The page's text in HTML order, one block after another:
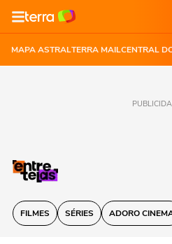
MAPA ASTRALTERRA MAILCENTRAL
FILMES SÉRIES ADORO